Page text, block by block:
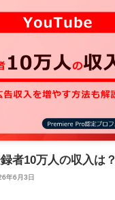
者10万人の収入は？
年6月3日